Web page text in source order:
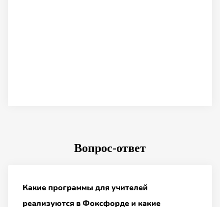
Вопрос-ответ
Какие программы для учителей
реализуются в Фоксфорде и какие